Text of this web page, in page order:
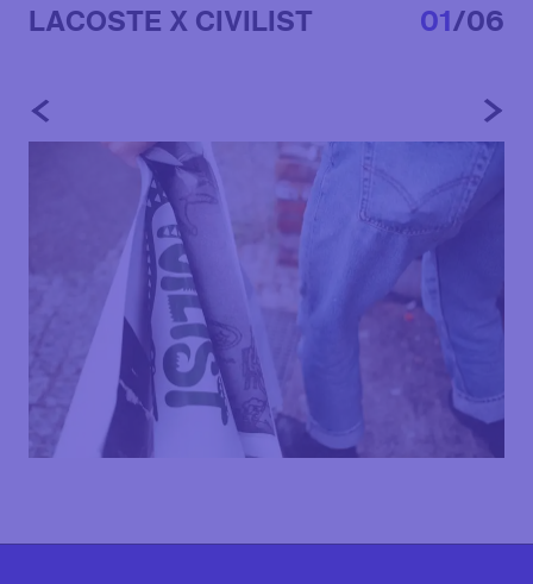
LACOSTE X CIVILIST 01/06